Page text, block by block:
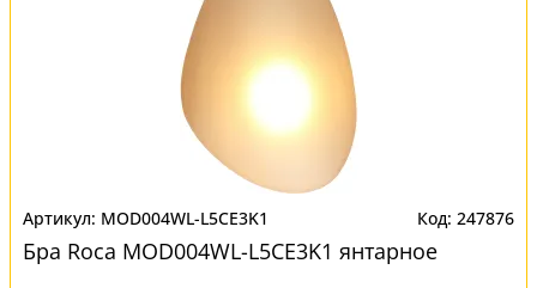
MOD004WL-L5CE3K1 247876
Бра Roca MOD004WL-L5CE3K1 янтарное